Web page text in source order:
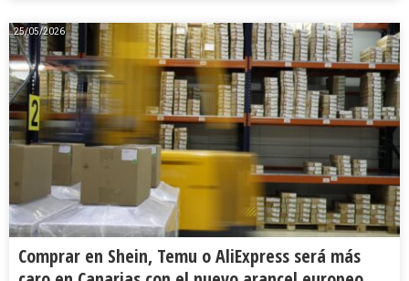
25/05/2026
Comprar en Shein, Temu o AliExpress será más